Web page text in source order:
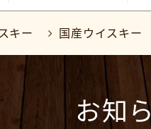
キー 国産ウイスキー
お知